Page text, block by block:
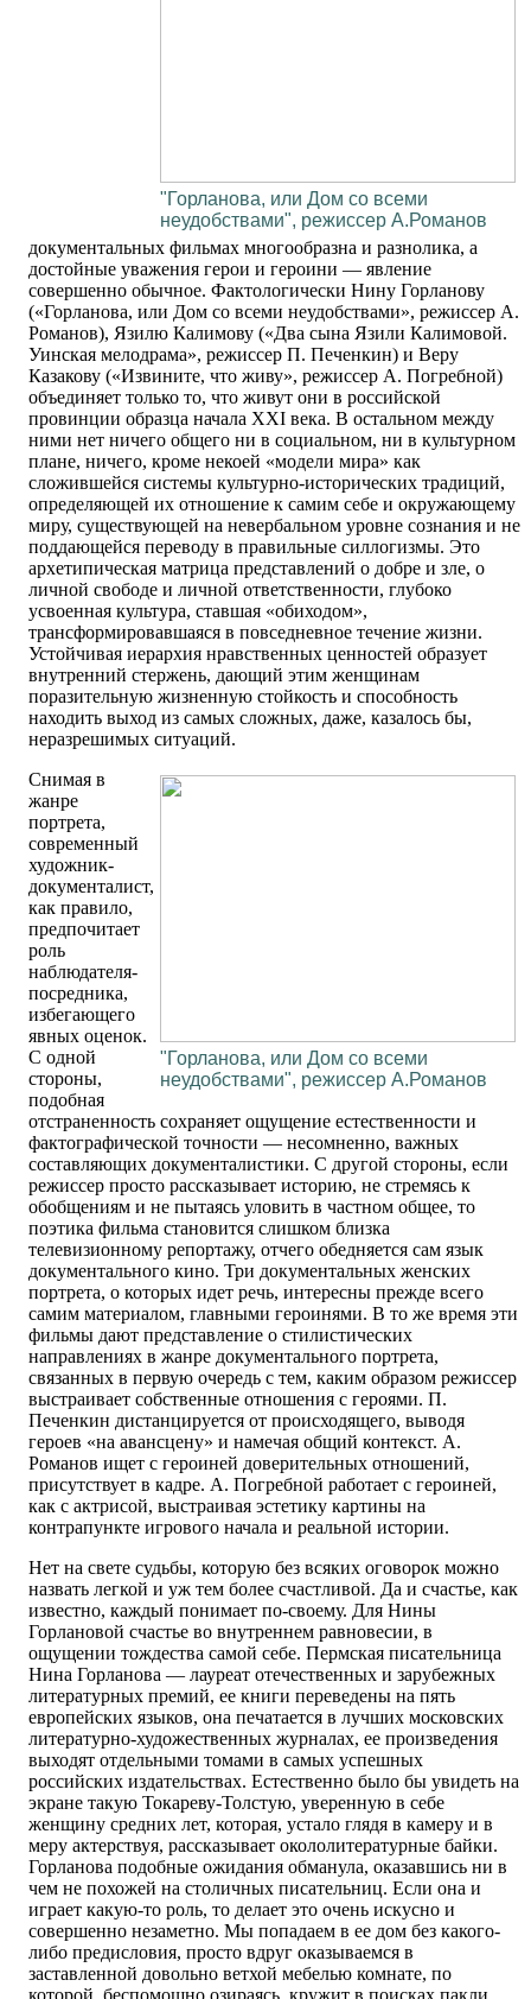
"Горланова, или Дом со всеми
неудобствами", режиссер А.Романов
документальных фильмах многообразна и разнолика, а
достойные уважения герои и героини — явление
совершенно обычное. Фактологически Нину Горланову
(«Горланова, или Дом со всеми неудобствами», режиссер А.
Романов), Язилю Калимову («Два сына Язили Калимовой.
Уинская мелодрама», режиссер П. Печенкин) и Веру
Казакову («Извините, что живу», режиссер А. Погребной)
объединяет только то, что живут они в российской
провинции образца начала XXI века. В остальном между
ними нет ничего общего ни в социальном, ни в культурном
плане, ничего, кроме некоей «модели мира» как
сложившейся системы культурно-исторических традиций,
определяющей их отношение к самим себе и окружающему
миру, существующей на невербальном уровне сознания и не
поддающейся переводу в правильные силлогизмы. Это
архетипическая матрица представлений о добре и зле, о
личной свободе и личной ответственности, глубоко
усвоенная культура, ставшая «обиходом»,
трансформировавшаяся в повседневное течение жизни.
Устойчивая иерархия нравственных ценностей образует
внутренний стержень, дающий этим женщинам
поразительную жизненную стойкость и способность
находить выход из самых сложных, даже, казалось бы,
неразрешимых ситуаций.
"Горланова, или Дом со всеми
неудобствами", режиссер А.Романов
Снимая в
жанре
портрета,
современный
художник-
документалист,
как правило,
предпочитает
роль
наблюдателя-
посредника,
избегающего
явных оценок.
С одной
стороны,
подобная
отстраненность сохраняет ощущение естественности и
фактографической точности — несомненно, важных
составляющих документалистики. С другой стороны, если
режиссер просто рассказывает историю, не стремясь к
обобщениям и не пытаясь уловить в частном общее, то
поэтика фильма становится слишком близка
телевизионному репортажу, отчего обедняется сам язык
документального кино. Три документальных женских
портрета, о которых идет речь, интересны прежде всего
самим материалом, главными героинями. В то же время эти
фильмы дают представление о стилистических
направлениях в жанре документального портрета,
связанных в первую очередь с тем, каким образом режиссер
выстраивает собственные отношения с героями. П.
Печенкин дистанцируется от происходящего, выводя
героев «на авансцену» и намечая общий контекст. А.
Романов ищет с героиней доверительных отношений,
присутствует в кадре. А. Погребной работает с героиней,
как с актрисой, выстраивая эстетику картины на
контрапункте игрового начала и реальной истории.
Нет на свете судьбы, которую без всяких оговорок можно
назвать легкой и уж тем более счастливой. Да и счастье, как
известно, каждый понимает по-своему. Для Нины
Горлановой счастье во внутреннем равновесии, в
ощущении тождества самой себе. Пермская писательница
Нина Горланова — лауреат отечественных и зарубежных
литературных премий, ее книги переведены на пять
европейских языков, она печатается в лучших московских
литературно-художественных журналах, ее произведения
выходят отдельными томами в самых успешных
российских издательствах. Естественно было бы увидеть на
экране такую Токареву-Толстую, уверенную в себе
женщину средних лет, которая, устало глядя в камеру и в
меру актерствуя, рассказывает окололитературные байки.
Горланова подобные ожидания обманула, оказавшись ни в
чем не похожей на столичных писательниц. Если она и
играет какую-то роль, то делает это очень искусно и
совершенно незаметно. Мы попадаем в ее дом без какого-
либо предисловия, просто вдруг оказываемся в
заставленной довольно ветхой мебелью комнате, по